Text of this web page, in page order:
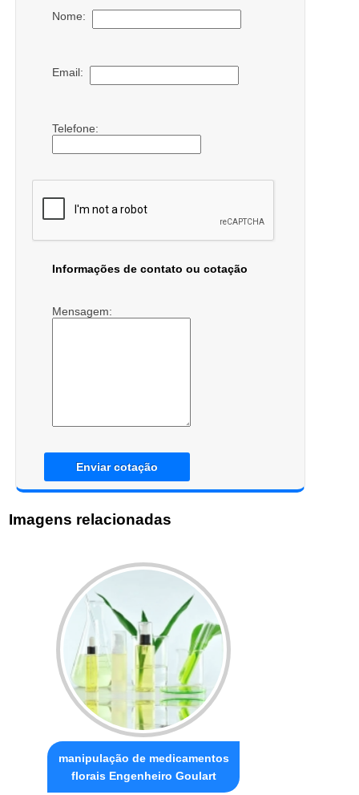
Nome:
Email:
Telefone:
Informações de contato ou cotação
Mensagem:
Enviar cotação
Imagens relacionadas
manipulação de medicamentos
florais Engenheiro Goulart